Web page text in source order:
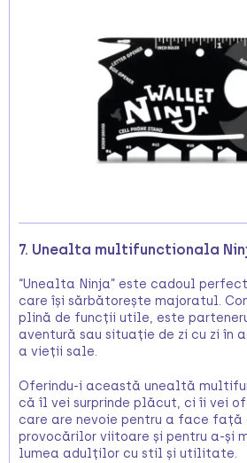
7. Unealta multifunctionala
“Unealta Ninja” este cadoul
care își sărbătorește majoratul.
plină de funcții utile, este
aventură sau situație de zi cu zi în
a vieții sale.
Oferindu-i această unealtă
că îl vei surprinde plăcut, ci îi vei
care are nevoie pentru a face față
provocărilor viitoare și pentru a-și
lumea adulților cu stil și utilitate.